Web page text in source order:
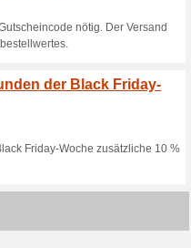
mit
Gutscheine
neues
Sie für tolle